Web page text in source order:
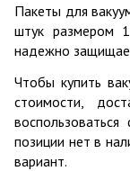
Пакеты для
штук размером
надежно
Чтобы купить
стоимости,
позиции нет в
вариант.